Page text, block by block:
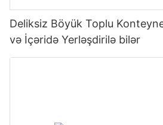
Deliksiz Böyük Toplu
və İçəridə Yerləşdirilə bilər